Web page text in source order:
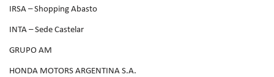
IRSA – Shopping Abasto
INTA – Sede Castelar
GRUPO AM
HONDA MOTORS ARGENTINA S.A.